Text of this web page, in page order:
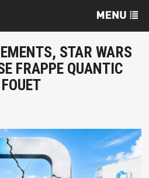
STAR WARS
FRAPPE QUANTIC